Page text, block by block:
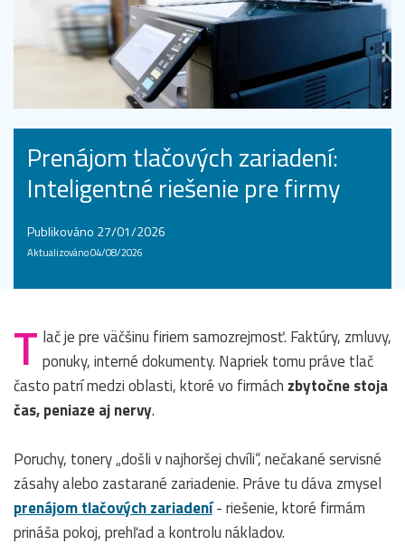
Prenájom tlačových zariadení:
Inteligentné riešenie pre firmy
Publikováno 27/01/2026
Aktualizováno 04/08/2026
T lač je pre väčšinu firiem samozrejmosť. Faktúry, zmluvy,
ponuky, interné dokumenty. Napriek tomu práve tlač
často patrí medzi oblasti, ktoré vo firmách zbytočne stoja
čas, peniaze aj nervy.
Poruchy, tonery „došli v najhoršej chvíli“, nečakané servisné
zásahy alebo zastarané zariadenie. Práve tu dáva zmysel
prenájom tlačových zariadení- riešenie, ktoré firmám
prináša pokoj, prehľad a kontrolu nákladov.